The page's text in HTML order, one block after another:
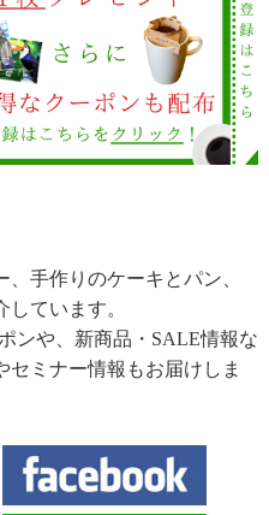
手作りのケーキとパン、
ています。
ンや、新商品・SALE情報な
セミナー情報もお届けしま